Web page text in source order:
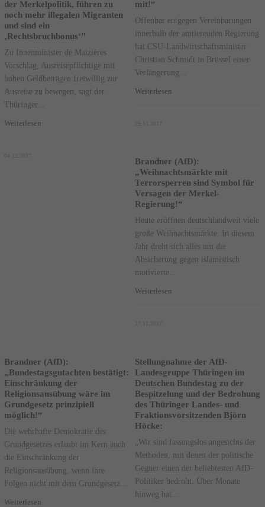
der Merkelpolitik, führen zu
noch mehr illegalen Migranten
und sind ein
‚Rechtsbruchbonus‘"
Zu Innenminister de Maizières
Vorschlag, Ausreisepflichtige mit
hohen Geldbeträgen freiwillig zur
Ausreise zu bewegen, sagt der
Thüringer...
Weiterlesen
04.12.2017
mit!“
Offenbar entgegen Vereinbarungen
innerhalb der amtierenden Regierung
hat CSU-Landwirtschaftsminister
Christian Schmidt in Brüssel einer
Verlängerung...
Weiterlesen
Brandner (AfD):
„Weihnachtsmärkte mit
Terrorsperren sind Symbol für
Versagen der Merkel-
Regierung!“
Heute eröffnen deutschlandweit viele
große Weihnachtsmärkte. In diesem
Jahr dreht sich alles um die
Absicherung gegen islamistisch
motivierte...
Weiterlesen
Brandner (AfD):
„Bundestagsgutachten bestätigt:
Einschränkung der
Religionsausübung wäre im
Grundgesetz prinzipiell
möglich!“
Die wehrhafte Demokratie des
Grundgesetzes erlaubt im Kern auch
die Einschränkung der
Religionsausübung, wenn ihre
Folgen nicht mit dem Grundgesetz...
Weiterlesen
Stellungnahme der AfD-
Landesgruppe Thüringen im
Deutschen Bundestag zu der
Bespitzelung und der Bedrohung
des Thüringer Landes- und
Fraktionsvorsitzenden Björn
Höcke:
„Wir sind fassungslos angesichts der
Methoden, mit denen der politische
Gegner einen der beliebtesten AfD-
Politiker bedroht. Über Monate
hinweg hat...